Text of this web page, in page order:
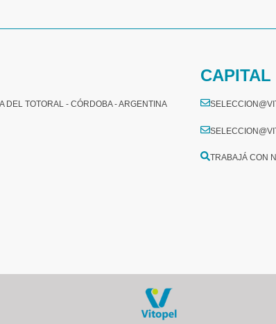
DEL TOTORAL - CÓRDOBA - ARGENTINA
CAPITAL
TRABAJÁ CON